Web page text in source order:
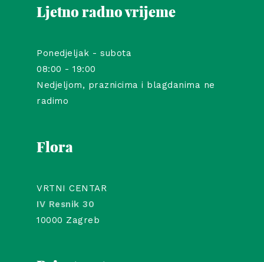
Ljetno radno vrijeme
Ponedjeljak - subota
08:00 - 19:00
Nedjeljom, praznicima i blagdanima ne
radimo
Flora
VRTNI CENTAR
IV Resnik 30
10000 Zagreb